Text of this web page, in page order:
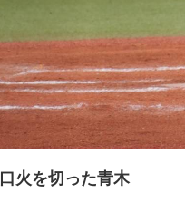
火を切った青木